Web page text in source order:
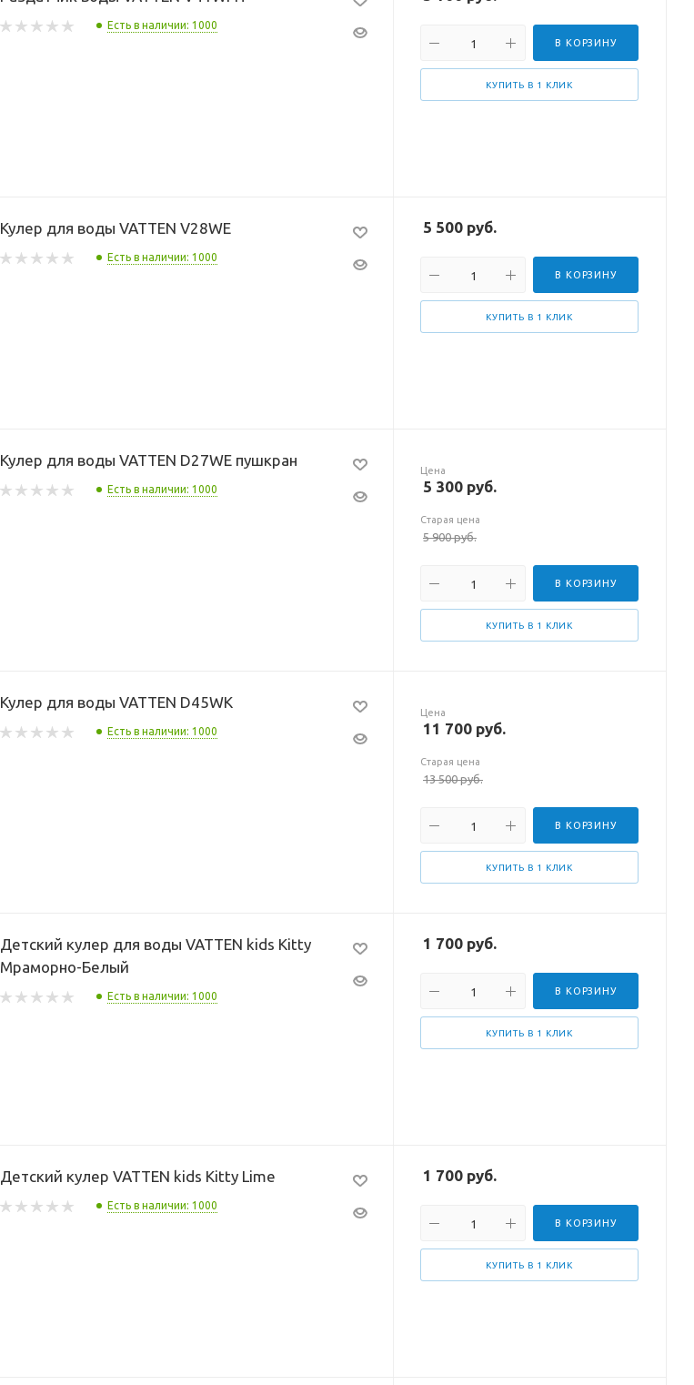
Есть в наличии: 1000
В КОРЗИНУ
КУПИТЬ В 1 КЛИК
Кулер для воды VATTEN V28WE
Есть в наличии: 1000
5 500 руб.
В КОРЗИНУ
КУПИТЬ В 1 КЛИК
Кулер для воды VATTEN D27WE пушкран
Есть в наличии: 1000
Цена
5 300 руб.
Старая цена
5 900руб.
В КОРЗИНУ
КУПИТЬ В 1 КЛИК
Кулер для воды VATTEN D45WK
Есть в наличии: 1000
Цена
11 700 руб.
Старая цена
13 500руб.
В КОРЗИНУ
КУПИТЬ В 1 КЛИК
Детский кулер для воды VATTEN kids Kitty
Мраморно-Белый
Есть в наличии: 1000
1 700 руб.
В КОРЗИНУ
КУПИТЬ В 1 КЛИК
Детский кулер VATTEN kids Kitty Lime
Есть в наличии: 1000
1 700 руб.
В КОРЗИНУ
КУПИТЬ В 1 КЛИК